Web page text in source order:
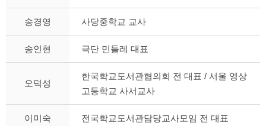
송경영 사당중학교 교사
송인현 극단 민들레 대표
오덕성
한국학교도서관협의회 전 대표 / 서울 영상
고등학교 사서교사
이미숙 전국학교도서관담당교사모임 전 대표